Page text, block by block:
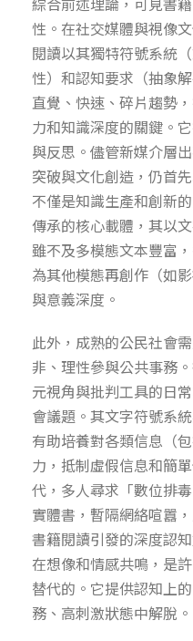
性。在社交媒體與視像
閱讀以其獨特符號系統
性）和認知要求（抽象
直覺、快速、碎片趨勢
力和知識深度的關鍵。
與反思。儘管新媒介層
突破與文化創造，仍首
不僅是知識生產和創新
傳承的核心載體，其以
雖不及多模態文本豐富
為其他模態再創作（如
與意義深度。
此外，成熟的公民社會
非、理性參與公共事務
元視角與批判工具的日
會議題。其文字符號系
有助培養對各類信息（
力，抵制虛假信息和簡
代，多人尋求「數位排
實體書，暫隔網絡喧囂
書籍閱讀引發的深度認
在想像和情感共鳴，是
替代的。它提供認知上
務、高刺激狀態中解脫。